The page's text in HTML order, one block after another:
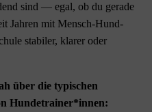
sind — egal, ob du gerade
Jahren mit Mensch-Hund-
stabiler, klarer oder
über die typischen
Hundetrainer*innen: